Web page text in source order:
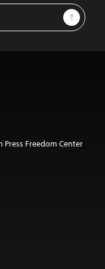
Sign Up
Press Freedom Center